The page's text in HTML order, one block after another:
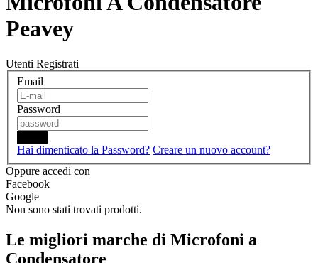
Peavey
Utenti Registrati
Email
Password
Hai dimenticato la Password? Creare un nuovo account?
Oppure accedi con
Facebook
Google
Non sono stati trovati prodotti.
Le migliori marche di Microfoni a
Condensatore